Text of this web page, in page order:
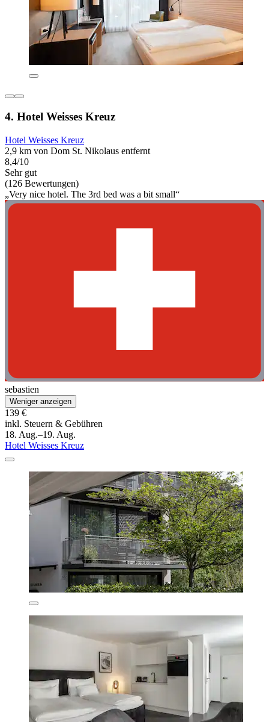
4. Hotel Weisses Kreuz
Hotel Weisses Kreuz
2,9 km von Dom St. Nikolaus entfernt
8,4/10
Sehr gut
(126 Bewertungen)
„Very nice hotel. The 3rd bed was a bit small“
sebastien
Weniger anzeigen
139 €
inkl. Steuern & Gebühren
18. Aug.–19. Aug.
Hotel Weisses Kreuz